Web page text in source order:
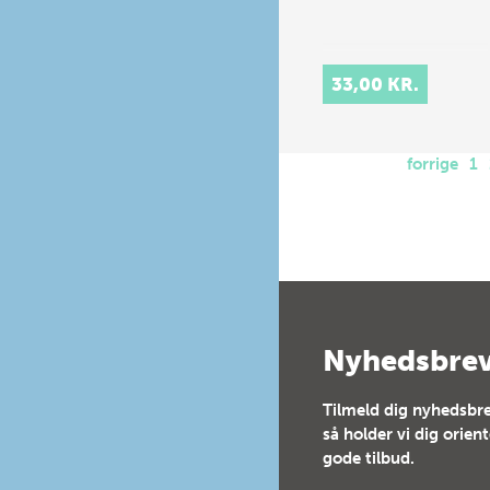
33,00 KR.
forrige 1
Tilmeld dig
så holder vi dig
gode tilbud.